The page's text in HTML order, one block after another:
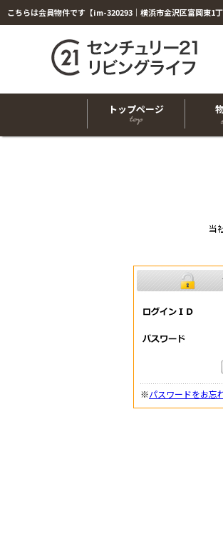
トップページ
当
※パスワードをお忘